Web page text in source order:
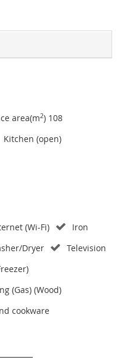
area(m2) 108
Kitchen (open)
(Wi-Fi)
Iron
Dryer
Television
(Gas) (Wood)
cookware